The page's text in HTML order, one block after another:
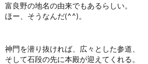
富良野の地名の由来でもあるらしい。
ほー、そうなんだ(^^)。
神門を潜り抜ければ、広々とした参道、
そして石段の先に本殿が迎えてくれる。